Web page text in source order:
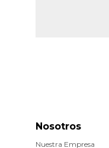
Nosotros
Nuestra Empresa